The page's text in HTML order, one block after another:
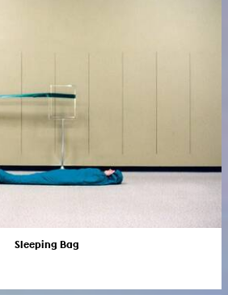
Sleeping Bag